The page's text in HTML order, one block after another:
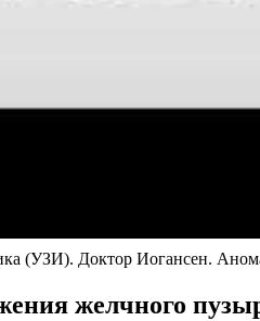
(УЗИ). Доктор Иогансен.
желчного